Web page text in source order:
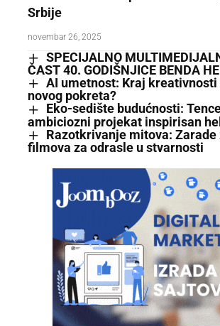
Srbije
novembar 26, 2025
SPECIJALNO
ČAST 40. GODIŠNJICE BENDA
AI umetnost: Kraj
novog pokreta?
Eko-sedište budućnosti:
ambiciozni projekat inspirisan
Razotkrivanje mitova: Zarade
filmova za odrasle u stvarnosti